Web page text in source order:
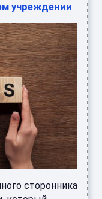
учреждении
сторонника